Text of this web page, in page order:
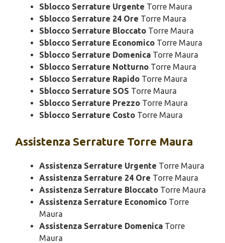
Sblocco Serrature Urgente Torre Maura
Sblocco Serrature 24 Ore Torre Maura
Sblocco Serrature Bloccato Torre Maura
Sblocco Serrature Economico Torre Maura
Sblocco Serrature Domenica Torre Maura
Sblocco Serrature Notturno Torre Maura
Sblocco Serrature Rapido Torre Maura
Sblocco Serrature SOS Torre Maura
Sblocco Serrature Prezzo Torre Maura
Sblocco Serrature Costo Torre Maura
Assistenza Serrature Torre Maura
Assistenza Serrature Urgente Torre Maura
Assistenza Serrature 24 Ore Torre Maura
Assistenza Serrature Bloccato Torre Maura
Assistenza Serrature Economico Torre
Maura
Assistenza Serrature Domenica Torre
Maura